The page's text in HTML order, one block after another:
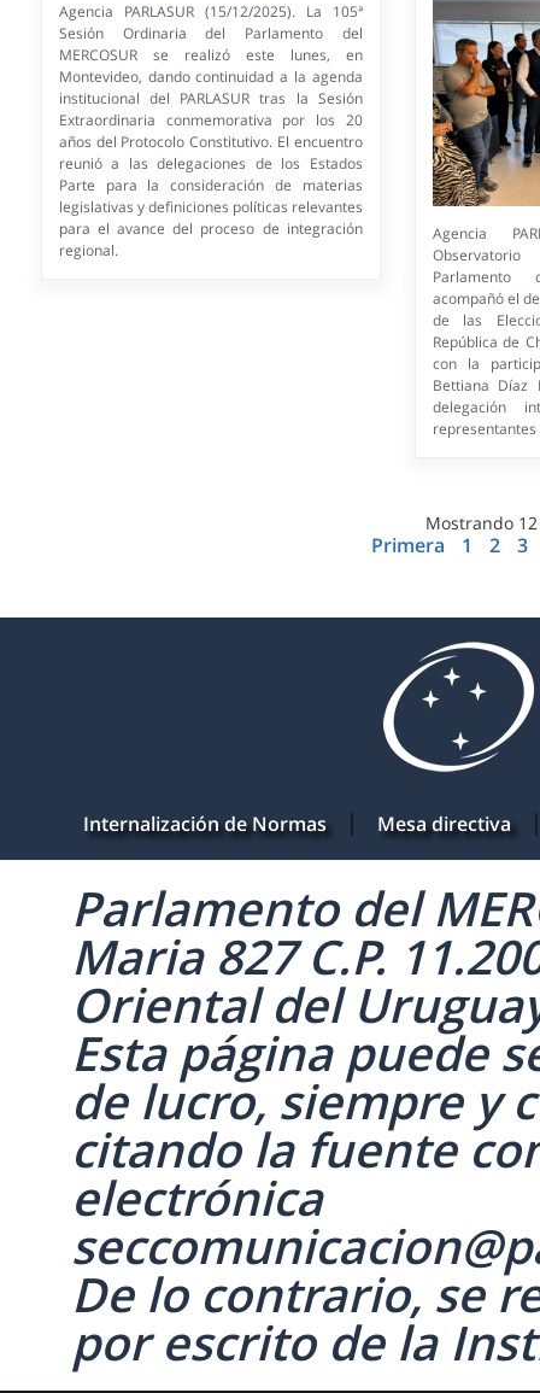
Agencia PARLASUR (15/12/2025). La 105ª
Sesión Ordinaria del Parlamento del
MERCOSUR se realizó este lunes, en
Montevideo, dando continuidad a la agenda
institucional del PARLASUR tras la Sesión
Extraordinaria conmemorativa por los 20
años del Protocolo Constitutivo. El encuentro
reunió a las delegaciones de los Estados
Parte para la consideración de materias
legislativas y definiciones políticas relevantes
para el avance del proceso de integración
regional.
Agencia
Parlamento
acompañó el
de las
República de
con la
Bettiana Díaz
delegación
representantes
Mostrando 12
Primera 1 2 3
Internalización de Normas Mesa directiva
Parlamento del
Maria 827 C.P.
Oriental del
Esta página puede
de lucro, siempre y
citando la fuente
electrónica
De lo contrario, se
por escrito de la